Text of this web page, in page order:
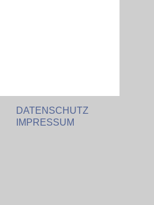
DATENSCHUTZ
IMPRESSUM